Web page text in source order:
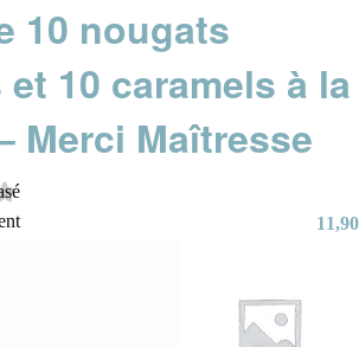
10 nougats
10 caramels à la
Merci Maîtresse
11,90